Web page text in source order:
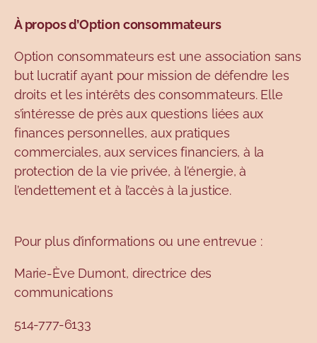
À propos d’Option consommateurs
Option consommateurs est une association sans
but lucratif ayant pour mission de défendre les
droits et les intérêts des consommateurs. Elle
s’intéresse de près aux questions liées aux
finances personnelles, aux pratiques
commerciales, aux services financiers, à la
protection de la vie privée, à l’énergie, à
l’endettement et à l’accès à la justice.
Pour plus d’informations ou une entrevue :
Marie-Ève Dumont, directrice des
communications
514-777-6133